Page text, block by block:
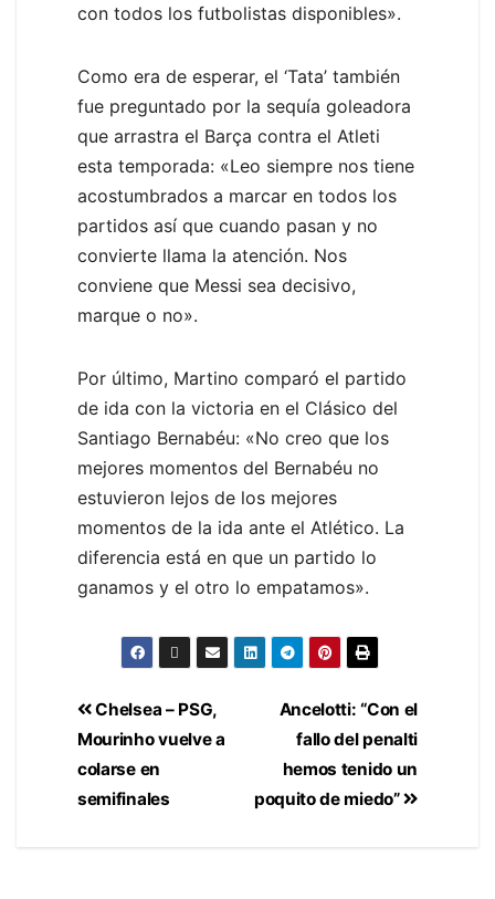
con todos los futbolistas disponibles».
Como era de esperar, el ‘Tata’ también
fue preguntado por la sequía goleadora
que arrastra el Barça contra el Atleti
esta temporada: «Leo siempre nos tiene
acostumbrados a marcar en todos los
partidos así que cuando pasan y no
convierte llama la atención. Nos
conviene que Messi sea decisivo,
marque o no».
Por último, Martino comparó el partido
de ida con la victoria en el Clásico del
Santiago Bernabéu: «No creo que los
mejores momentos del Bernabéu no
estuvieron lejos de los mejores
momentos de la ida ante el Atlético. La
diferencia está en que un partido lo
ganamos y el otro lo empatamos».
Ancelotti: “Con el
fallo del penalti
hemos tenido un
poquito de miedo”
Chelsea – PSG,
Mourinho vuelve a
colarse en
semifinales